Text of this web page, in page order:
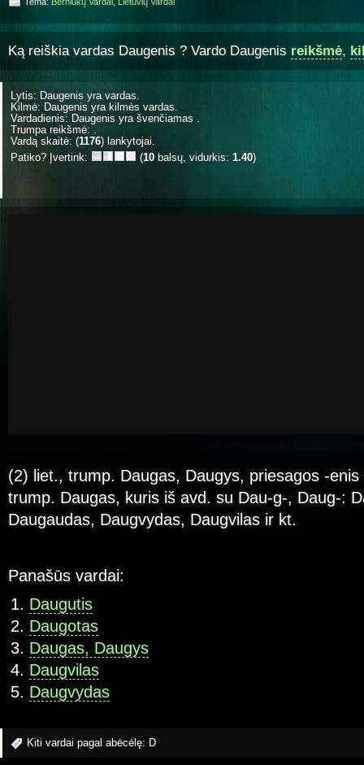
Ką reiškia vardas Daugenis ? Vardo Daugenis reikšmė,
Lytis: Daugenis yra vardas.
Kilmė: Daugenis yra kilmės vardas.
Vardadienis: Daugenis yra švenčiamas
Trumpa reikšmė: .
Vardą skaitė: (1176) lankytojai.
Patiko? Įvertink:
(10 balsų, vidurkis: 1.40)
(2) liet., trump. Daugas, Daugys, priesagos -
trump. Daugas, kuris iš avd. su Dau-g-, Daug-:
Daugaudas, Daugvydas, Daugvilas ir kt.
Panašūs vardai:
Daugutis
Daugotas
Daugas, Daugys
Daugvilas
Daugvydas
Kiti vardai pagal abėcėlę: D